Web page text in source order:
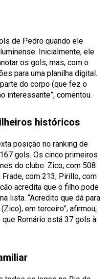
de Pedro quando ele
Inicialmente, ele
os gols, mas, com o
para uma planilha digital.
do corpo (que fez o
interessante”, comentou.
históricos
posição no ranking de
gols. Os cinco primeiros
do clube: Zico, com 508
com 213; Pirillo, com
acredita que o filho pode
lista. “Acredito que dá para
em terceiro”, afirmou,
Romário está 37 gols à